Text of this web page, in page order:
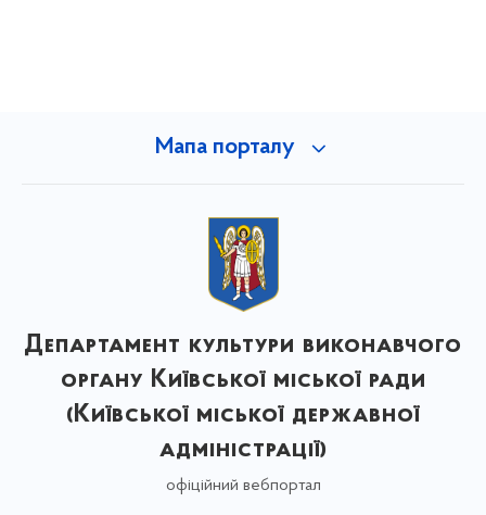
Мапа порталу
Департамент культури виконавчого
органу Київської міської ради
(Київської міської державної
адміністрації)
офіційний вебпортал